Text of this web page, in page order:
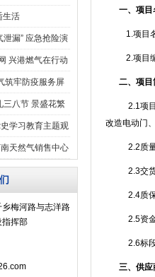
生活
泄漏” 应急抢险演
兴港燃气在行动
筑牢防疫服务屏
三八节 景盛花繁
学习教育主题观
天然气销售中心
梅河路与志洋路
指挥部
一、项目
1.项目
2.项目
二、项目
2.1项
改造电动门
2.2质
2.3交
2.4质
2.5资
2.6标
三、供应